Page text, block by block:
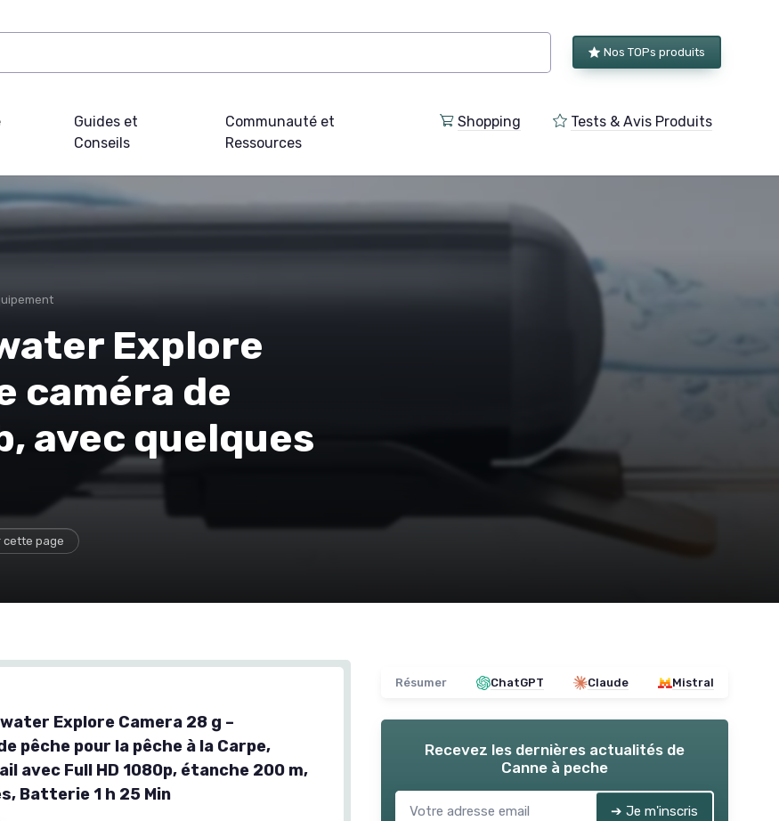
Nos TOPs produits
Guides et
Conseils
Communauté et
Ressources
Shopping Tests & Avis Produits
Explore
caméra de
avec quelques
cette page
Explore Camera 28 g –
pêche pour la pêche à la Carpe,
avec Full HD 1080p, étanche 200 m,
Batterie 1 h 25 Min
Résumer ChatGPT Claude Mistral
Recevez les dernières actualités de
Canne à peche
➔ Je m'inscris